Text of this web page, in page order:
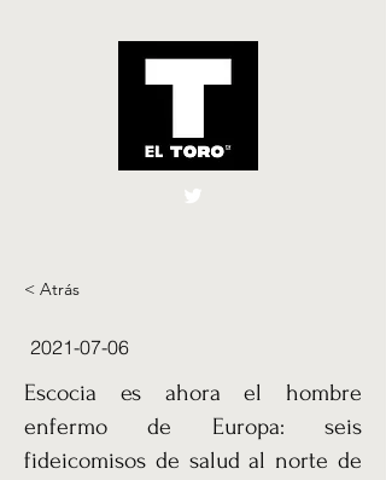
El Toro España
< Atrás
2021-07-06
Escocia es ahora el hombre
enfermo de Europa: seis
fideicomisos de salud al norte de